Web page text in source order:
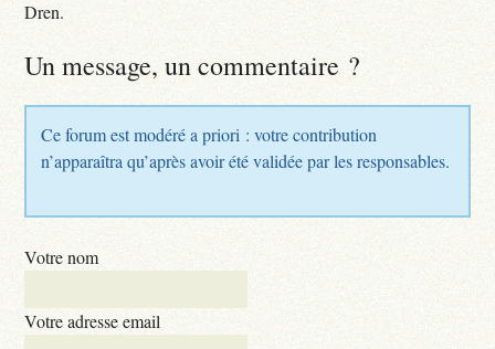
Dren.
Un message, un commentaire ?
Ce forum est modéré a priori : votre contribution
n’apparaîtra qu’après avoir été validée par les responsables.
Votre nom
Votre adresse email